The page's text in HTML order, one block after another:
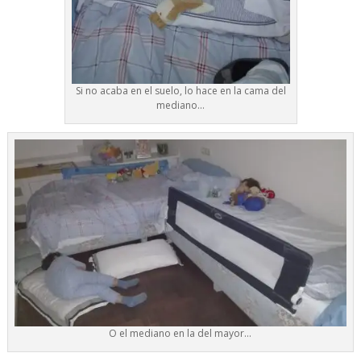
Si no acaba en el suelo, lo hace en la cama del
mediano…
O el mediano en la del mayor…